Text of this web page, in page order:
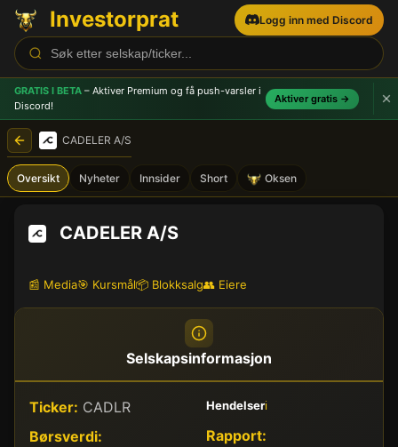
Investorprat Logg inn med Discord
GRATIS I BETA – Aktiver Premium og få push-varsler i
Discord!
Aktiver gratis →
CADELER A/S
Oversikt Nyheter Innsider Short Oksen
CADELER A/S
📰 Media🎯 Kursmål📦 Blokksalg👥 Eiere
Selskapsinformasjon
Ticker: CADLR
Børsverdi:
Hendelserℹ️
Rapport: